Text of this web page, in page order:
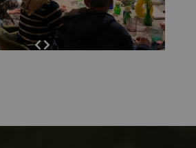
Vorige foto
Volgende foto